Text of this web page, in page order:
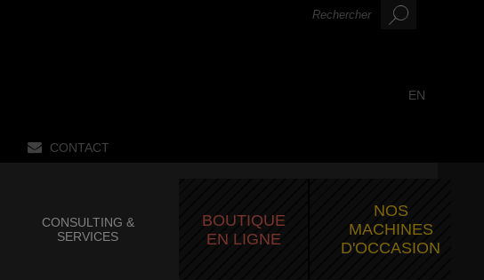
CONTACT
EN
CONSULTING &
SERVICES
BOUTIQUE
EN LIGNE
NOS
MACHINES
D'OCCASION